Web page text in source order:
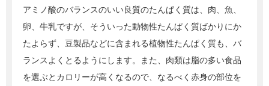
アミノ酸のバランスのいい良質のたんぱく質は、肉、魚、
卵、牛乳ですが、そういった動物性たんぱく質ばかりにか
たよらず、豆製品などに含まれる植物性たんぱく質も、バ
ランスよくとるようにします。また、肉類は脂の多い食品
を選ぶとカロリーが高くなるので、なるべく赤身の部位を